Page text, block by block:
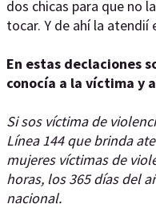
dos chicas para que no
tocar. Y de ahí la atendií
En estas declaciones
conocía a la víctima y
Si sos víctima de
Línea 144 que brinda
mujeres víctimas de
horas, los 365 días del
nacional.